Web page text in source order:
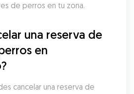
de perros en tu zona.
una reserva de
en
cancelar una reserva de